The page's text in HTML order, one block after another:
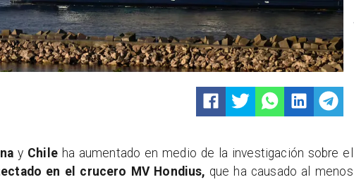
y Chileha aumentado en medio de la investigación sobre el
en el crucero MV Hondius, que ha causado al menos